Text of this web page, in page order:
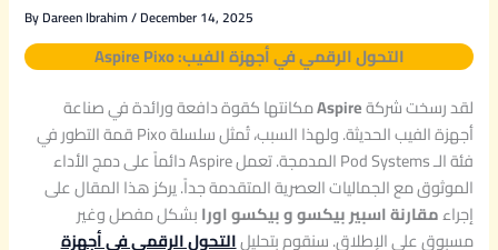
ByDareen Ibrahim/December 14, 2025
التحول الرقمي في أجهزة الفيب: Aspire Pixo
لقد رسخت شركةAspireمكانتها كقوة دافعة ورائدة في صناعة
أجهزة الفيب الحديثة. ولهذا السبب، تُمثل سلسلة Pixo قمة التطور في
فئة الـ Pod Systems المدمجة. تعمل Aspire دائماً على دمج الأداء
الموثوق مع الجماليات العصرية المتقدمة جداً. يركز هذا المقال على
إجراءمقارنة اسبير بيكسو و بيكسو اورابشكل مفصل وغير
مسبوق على الإطلاق. سنقوم بتحليلالتحول الرقمي في أجهزة
a
s
:
7
5
0
,
0
:
6
1
0
,
0
0
ا
ي
ر
ب
ي
ك
س
و
ا